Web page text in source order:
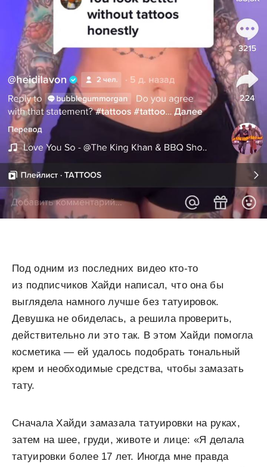
Под одним из последних видео кто-то
из подписчиков Хайди написал, что она бы
выглядела намного лучше без татуировок.
Девушка не обиделась, а решила проверить,
действительно ли это так. В этом Хайди помогла
косметика — ей удалось подобрать тональный
крем и необходимые средства, чтобы замазать
тату.
Сначала Хайди замазала татуировки на руках,
затем на шее, груди, животе и лице: «Я делала
татуировки более 17 лет. Иногда мне правда